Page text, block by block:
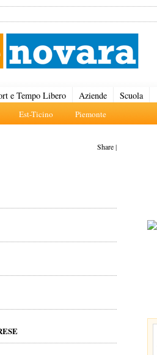
Est-Ticino Piemonte
e Tempo Libero Aziende Scuola
Share|